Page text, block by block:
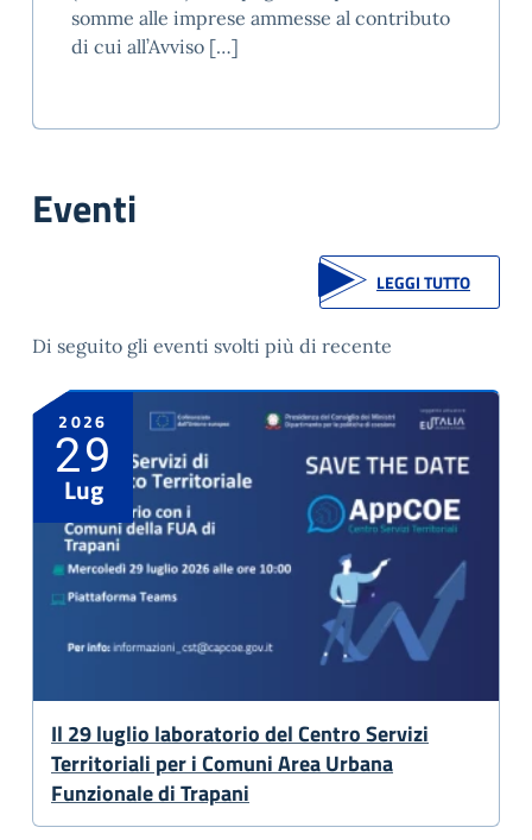
somme alle imprese ammesse al contributo
di cui all’Avviso […]
Eventi
LEGGI TUTTO
Di seguito gli eventi svolti più di recente
2026
29
Lug
Il 29 luglio laboratorio del Centro Servizi
Territoriali per i Comuni Area Urbana
Funzionale di Trapani